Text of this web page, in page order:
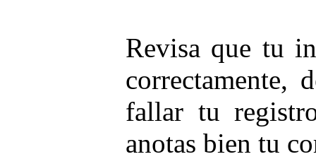
Revisa que tu
correctamente,
fallar tu
anotas bien tu